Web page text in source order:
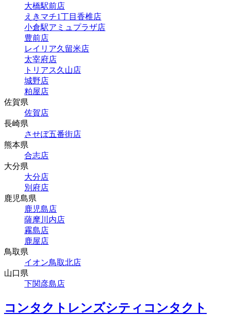
大橋駅前店
えきマチ1丁目香椎店
小倉駅アミュプラザ店
豊前店
レイリア久留米店
太宰府店
トリアス久山店
城野店
粕屋店
佐賀県
佐賀店
長崎県
させぼ五番街店
熊本県
合志店
大分県
大分店
別府店
鹿児島県
鹿児島店
薩摩川内店
霧島店
鹿屋店
鳥取県
イオン鳥取北店
山口県
下関彦島店
コンタクトレンズシティコンタクト